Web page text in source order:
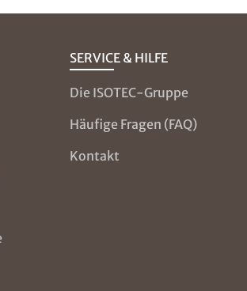
SERVICE & HILFE
Die ISOTEC-Gruppe
Häufige Fragen (FAQ)
Kontakt